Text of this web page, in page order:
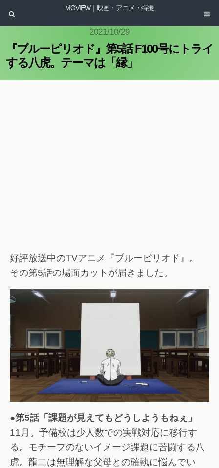
MOVIEW｜映画・アニメ・特撮
2021/10/29
『ブルーピリオド』第5話 F100号にトライ
する八虎。テーマは「縁」
好評放送中のTVアニメ『ブルーピリオド』。
その第5話の場面カットが届きました。
●第5話「課題が見えてもどうしようもねぇ」
11月。予備校は少人数での実戦対応に移行す
る。モチーフのないイメージ課題に苦闘する八
虎。龍二は無理解な父母との確執に悩んでい